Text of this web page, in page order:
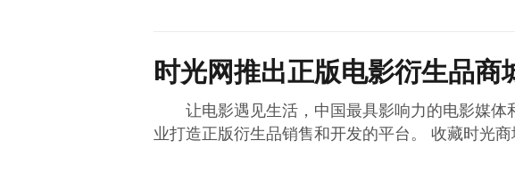
时光网推出正版电影衍生品
让电影遇见生活，中国最具影响力的电影媒体
业打造正版衍生品销售和开发的平台。 收藏时光